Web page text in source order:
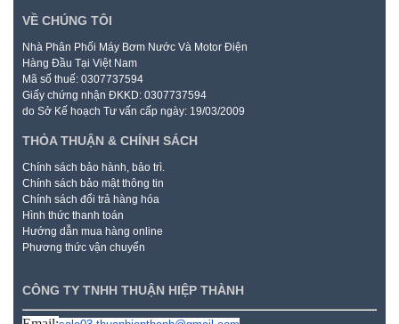
VỀ CHÚNG TÔI
Nhà Phân Phối Máy Bơm Nước Và Motor Điện
Hàng Đầu Tại Việt Nam
Mã số thuế: 0307737594
Giấy chứng nhận ĐKKD: 0307737594
do Sở Kế hoạch Tư vấn cấp ngày: 19/03/2009
THỎA THUẬN & CHÍNH SÁCH
Chính sách bảo hành, bảo trì.
Chính sách bảo mật thông tin
Chính sách đổi trả hàng hóa
Hình thức thanh toán
Hướng dẫn mua hàng online
Phương thức vận chuyển
CÔNG TY TNHH THUẬN HIỆP THÀNH